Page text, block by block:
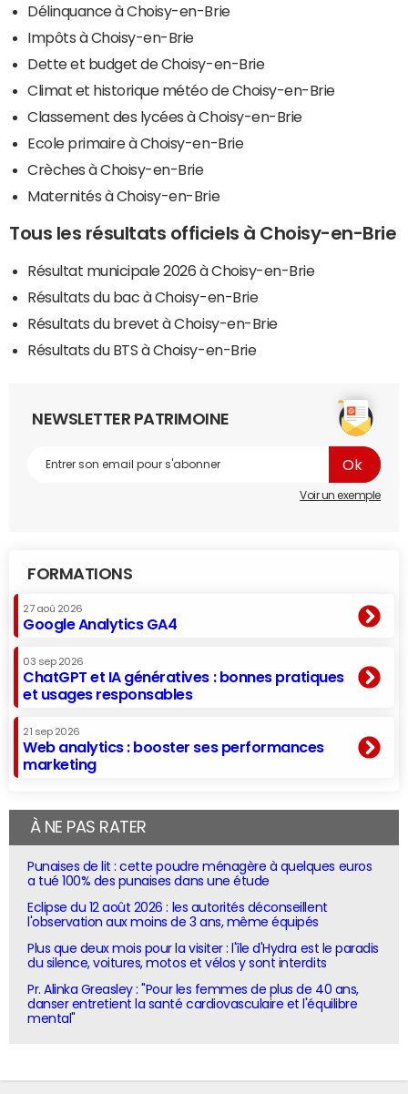
Délinquance à Choisy-en-Brie
Impôts à Choisy-en-Brie
Dette et budget de Choisy-en-Brie
Climat et historique météo de Choisy-en-Brie
Classement des lycées à Choisy-en-Brie
Ecole primaire à Choisy-en-Brie
Crèches à Choisy-en-Brie
Maternités à Choisy-en-Brie
Tous les résultats officiels à Choisy-en-Brie
Résultat municipale 2026 à Choisy-en-Brie
Résultats du bac à Choisy-en-Brie
Résultats du brevet à Choisy-en-Brie
Résultats du BTS à Choisy-en-Brie
NEWSLETTER PATRIMOINE
Voir un exemple
FORMATIONS
27 aoû 2026
Google Analytics GA4
03 sep 2026
ChatGPT et IA génératives : bonnes pratiques
et usages responsables
21 sep 2026
Web analytics : booster ses performances
marketing
À NE PAS RATER
Punaises de lit : cette poudre ménagère à quelques euros
a tué 100% des punaises dans une étude
Eclipse du 12 août 2026 : les autorités déconseillent
l'observation aux moins de 3 ans, même équipés
Plus que deux mois pour la visiter : l'île d'Hydra est le paradis
du silence, voitures, motos et vélos y sont interdits
Pr. Alinka Greasley : "Pour les femmes de plus de 40 ans,
danser entretient la santé cardiovasculaire et l'équilibre
mental"